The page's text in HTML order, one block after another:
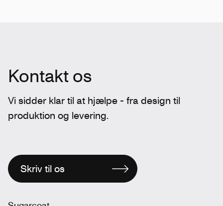
Kontakt os
Vi sidder klar til at hjælpe - fra design til
produktion og levering.
Skriv til os